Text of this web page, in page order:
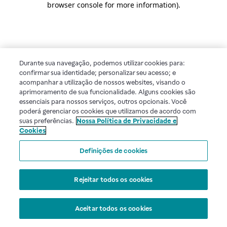
browser console for more information).
Durante sua navegação, podemos utilizar cookies para:
confirmar sua identidade; personalizar seu acesso; e
acompanhar a utilização de nossos websites, visando o
aprimoramento de sua funcionalidade. Alguns cookies são
essenciais para nossos serviços, outros opcionais. Você
poderá gerenciar os cookies que utilizamos de acordo com
suas preferências. Nossa Política de Privacidade e
Cookies
Definições de cookies
Rejeitar todos os cookies
Aceitar todos os cookies